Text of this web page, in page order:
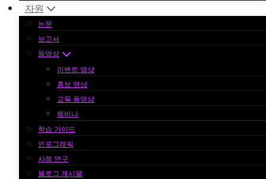
자원
논문
보고서
동영상
이벤트 영상
홍보 영상
교육 동영상
웨비나
학습 가이드
인포그래픽
사례 연구
블로그 게시물